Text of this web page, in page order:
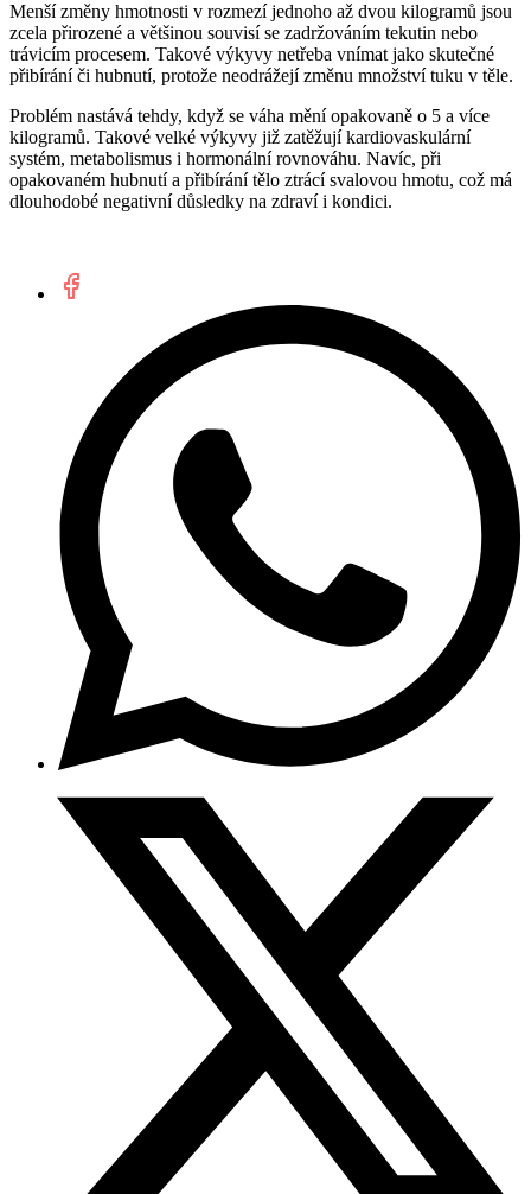
Menší změny hmotnosti v rozmezí jednoho až dvou kilogramů jsou
zcela přirozené a většinou souvisí se zadržováním tekutin nebo
trávicím procesem. Takové výkyvy netřeba vnímat jako skutečné
přibírání či hubnutí, protože neodrážejí změnu množství tuku v těle.
Problém nastává tehdy, když se váha mění opakovaně o 5 a více
kilogramů. Takové velké výkyvy již zatěžují kardiovaskulární
systém, metabolismus i hormonální rovnováhu. Navíc, při
opakovaném hubnutí a přibírání tělo ztrácí svalovou hmotu, což má
dlouhodobé negativní důsledky na zdraví i kondici.